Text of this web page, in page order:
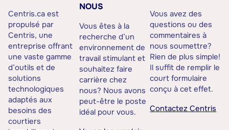
Centris.ca est
propulsé par
Centris, une
entreprise offrant
une vaste gamme
d’outils et de
solutions
technologiques
adaptés aux
besoins des
courtiers
NOUS
Vous êtes à la
recherche d’un
environnement de
travail stimulant et
souhaitez faire
carrière chez
nous? Nous avons
peut-être le poste
idéal pour vous.
Vous avez des
questions ou des
commentaires à
nous soumettre?
Rien de plus simple!
Il suffit de remplir le
court formulaire
conçu à cet effet.
Contactez Centris